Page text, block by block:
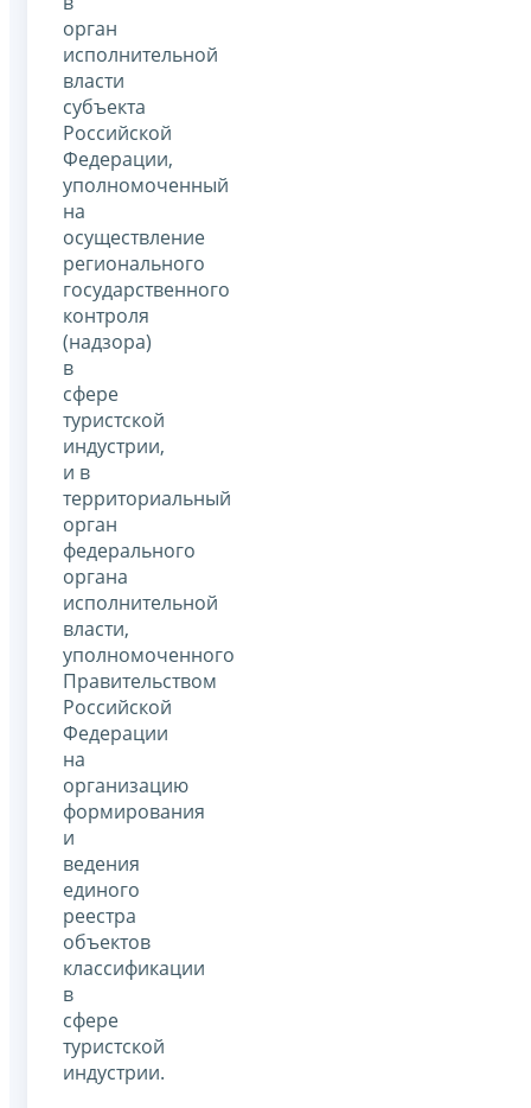
орган
исполнительной
власти
субъекта
Российской
Федерации,
уполномоченный
на
осуществление
регионального
государственного
контроля
(надзора)
в
сфере
туристской
индустрии,
и в
территориальный
орган
федерального
органа
исполнительной
власти,
уполномоченного
Правительством
Российской
Федерации
на
организацию
формирования
и
ведения
единого
реестра
объектов
классификации
в
сфере
туристской
индустрии.